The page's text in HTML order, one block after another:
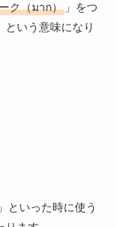
ク（มาก）」をつ
いう意味になり
といった時に使う